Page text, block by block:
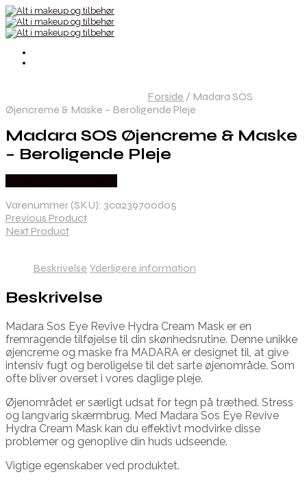
Forside / Madara SOS
Øjencreme & Maske – Beroligende Pleje
Madara SOS Øjencreme & Maske
– Beroligende Pleje
Varenummer (SKU): 3ca239700d05
Previous Product
Next Product
Beskrivelse Yderligere information
Beskrivelse
Madara Sos Eye Revive Hydra Cream Mask er en
fremragende tilføjelse til din skønhedsrutine. Denne unikke
øjencreme og maske fra MADARA er designet til, at give
intensiv fugt og beroligelse til det sarte øjenområde. Som
ofte bliver overset i vores daglige pleje.
Øjenområdet er særligt udsat for tegn på træthed. Stress
og langvarig skærmbrug. Med Madara Sos Eye Revive
Hydra Cream Mask kan du effektivt modvirke disse
problemer og genoplive din huds udseende.
Vigtige egenskaber ved produktet.